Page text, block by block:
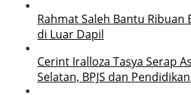
Rahmat Saleh Bantu
di Luar Dapil
Cerint Iralloza Tasya Serap
Selatan, BPJS dan